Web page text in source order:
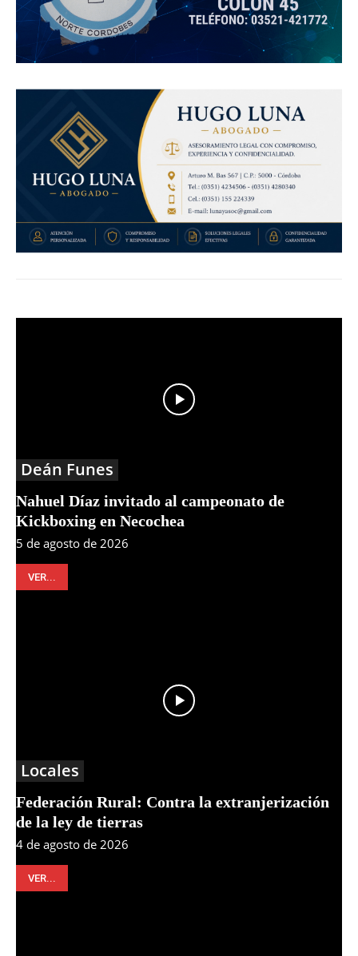
Deán Funes
Nahuel Díaz invitado al campeonato de
Kickboxing en Necochea
5 de agosto de 2026
VER...
Locales
Federación Rural: Contra la extranjerización
de la ley de tierras
4 de agosto de 2026
VER...